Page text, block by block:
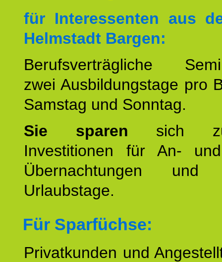
für Interessenten aus
Helmstadt Bargen:
Berufsverträgliche
zwei Ausbildungstage pro
Samstag und Sonntag.
Sie sparen sich
Investitionen für An-
Übernachtungen und
Urlaubstage.
Für Sparfüchse:
Privatkunden und